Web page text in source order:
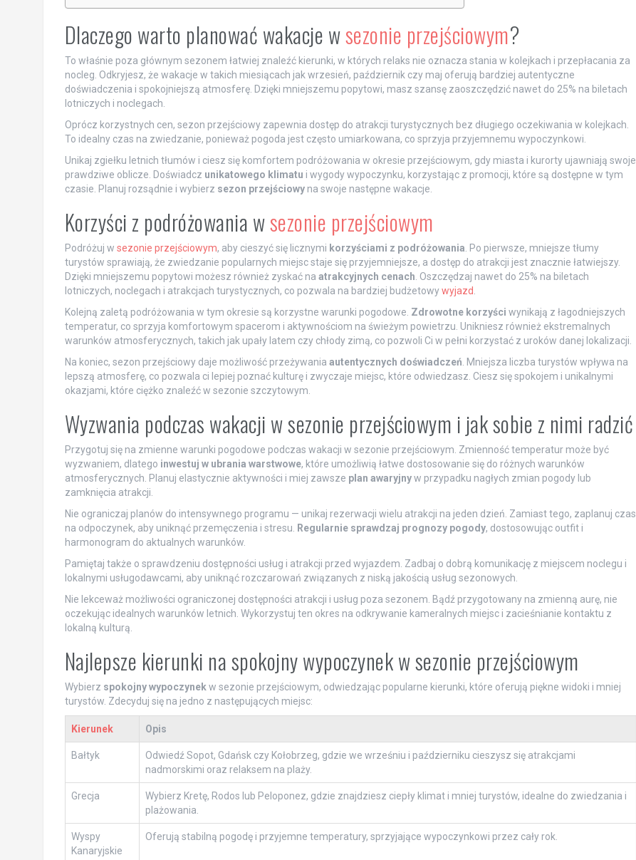
Dlaczego warto planować wakacje wsezonie przejściowym?
To właśnie poza głównym sezonem łatwiej znaleźć kierunki, w których relaks nie oznacza stania w kolejkach i przepłacania za
nocleg. Odkryjesz, że wakacje w takich miesiącach jak wrzesień, październik czy maj oferują bardziej autentyczne
doświadczenia i spokojniejszą atmosferę. Dzięki mniejszemu popytowi, masz szansę zaoszczędzić nawet do 25% na biletach
lotniczych i noclegach.
Oprócz korzystnych cen, sezon przejściowy zapewnia dostęp do atrakcji turystycznych bez długiego oczekiwania w kolejkach.
To idealny czas na zwiedzanie, ponieważ pogoda jest często umiarkowana, co sprzyja przyjemnemu wypoczynkowi.
Unikaj zgiełku letnich tłumów i ciesz się komfortem podróżowania w okresie przejściowym, gdy miasta i kurorty ujawniają swoje
prawdziwe oblicze. Doświadcz unikatowego klimatu i wygody wypoczynku, korzystając z promocji, które są dostępne w tym
czasie. Planuj rozsądnie i wybierz sezon przejściowyna swoje następne wakacje.
Korzyści z podróżowania wsezonie przejściowym
Podróżuj w sezonie przejściowym, aby cieszyć się licznymi korzyściami z podróżowania. Po pierwsze, mniejsze tłumy
turystów sprawiają, że zwiedzanie popularnych miejsc staje się przyjemniejsze, a dostęp do atrakcji jest znacznie łatwiejszy.
Dzięki mniejszemu popytowi możesz również zyskać na atrakcyjnych cenach. Oszczędzaj nawet do 25% na biletach
lotniczych, noclegach i atrakcjach turystycznych, co pozwala na bardziej budżetowywyjazd.
Kolejną zaletą podróżowania w tym okresie są korzystne warunki pogodowe. Zdrowotne korzyści wynikają z łagodniejszych
temperatur, co sprzyja komfortowym spacerom i aktywnościom na świeżym powietrzu. Unikniesz również ekstremalnych
warunków atmosferycznych, takich jak upały latem czy chłody zimą, co pozwoli Ci w pełni korzystać z uroków danej lokalizacji.
Na koniec, sezon przejściowy daje możliwość przeżywania autentycznych doświadczeń. Mniejsza liczba turystów wpływa na
lepszą atmosferę, co pozwala ci lepiej poznać kulturę i zwyczaje miejsc, które odwiedzasz. Ciesz się spokojem i unikalnymi
okazjami, które ciężko znaleźć w sezonie szczytowym.
Wyzwania podczas wakacji w sezonie przejściowym i jak sobie z nimi radzić
Przygotuj się na zmienne warunki pogodowe podczas wakacji w sezonie przejściowym. Zmienność temperatur może być
wyzwaniem, dlatego inwestuj w ubrania warstwowe, które umożliwią łatwe dostosowanie się do różnych warunków
atmosferycznych. Planuj elastycznie aktywności i miej zawsze plan awaryjnyw przypadku nagłych zmian pogody lub
zamknięcia atrakcji.
Nie ograniczaj planów do intensywnego programu — unikaj rezerwacji wielu atrakcji na jeden dzień. Zamiast tego, zaplanuj czas
na odpoczynek, aby uniknąć przemęczenia i stresu. Regularnie sprawdzaj prognozy pogody, dostosowując outfit i
harmonogram do aktualnych warunków.
Pamiętaj także o sprawdzeniu dostępności usług i atrakcji przed wyjazdem. Zadbaj o dobrą komunikację z miejscem noclegu i
lokalnymi usługodawcami, aby uniknąć rozczarowań związanych z niską jakością usług sezonowych.
Nie lekceważ możliwości ograniczonej dostępności atrakcji i usług poza sezonem. Bądź przygotowany na zmienną aurę, nie
oczekując idealnych warunków letnich. Wykorzystuj ten okres na odkrywanie kameralnych miejsc i zacieśnianie kontaktu z
lokalną kulturą.
Najlepsze kierunki na spokojny wypoczynek w sezonie przejściowym
Wybierz spokojny wypoczynekw sezonie przejściowym, odwiedzając popularne kierunki, które oferują piękne widoki i mniej
turystów. Zdecyduj się na jedno z następujących miejsc:
Kierunek Opis
Bałtyk
Odwiedź Sopot, Gdańsk czy Kołobrzeg, gdzie we wrześniu i październiku cieszysz się atrakcjami
nadmorskimi oraz relaksem na plaży.
Grecja
Wybierz Kretę, Rodos lub Peloponez, gdzie znajdziesz ciepły klimat i mniej turystów, idealne do zwiedzania i
plażowania.
Wyspy
Kanaryjskie
Oferują stabilną pogodę i przyjemne temperatury, sprzyjające wypoczynkowi przez cały rok.